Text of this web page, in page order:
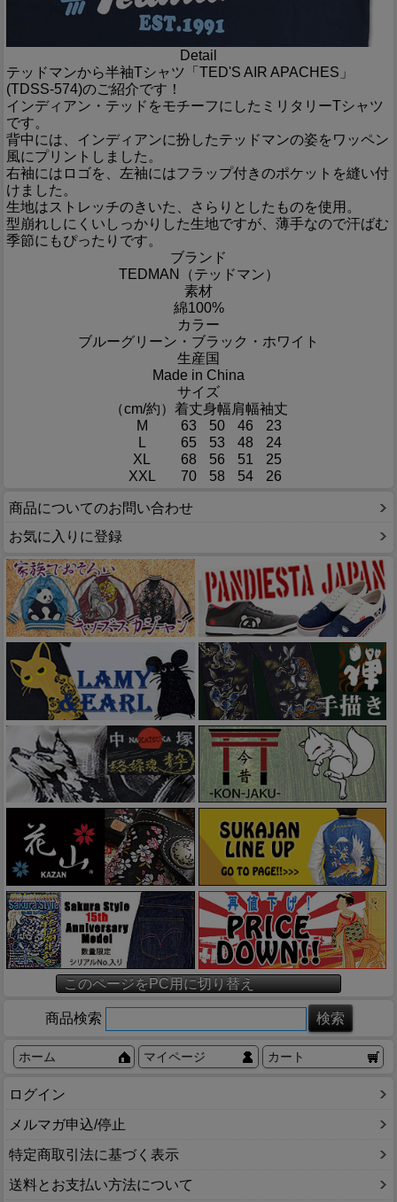
Detail
テッドマンから半袖Tシャツ「TED'S AIR APACHES」
(TDSS-574)のご紹介です！
インディアン・テッドをモチーフにしたミリタリーTシャツ
です。
背中には、インディアンに扮したテッドマンの姿をワッペン
風にプリントしました。
右袖にはロゴを、左袖にはフラップ付きのポケットを縫い付
けました。
生地はストレッチのきいた、さらりとしたものを使用。
型崩れしにくいしっかりした生地ですが、薄手なので汗ばむ
季節にもぴったりです。
ブランド
TEDMAN（テッドマン）
素材
綿100%
カラー
ブルーグリーン・ブラック・ホワイト
生産国
Made in China
サイズ
（cm/約） 着丈身幅肩幅袖丈
M
63 50 46
23
L
65 53 48
24
XL
68 56 51
25
XXL
70 58 54 26
商品についてのお問い合わせ
お気に入りに登録
このページをPC用に切り替え
商品検索
ホーム マイページ カート
ログイン
メルマガ申込/停止
特定商取引法に基づく表示
送料とお支払い方法について